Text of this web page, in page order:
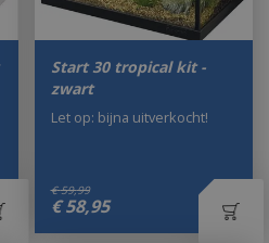
Start 30 tropical kit -
zwart
€ 59,99
€ 58,95
Let op: bijna uitverkocht!